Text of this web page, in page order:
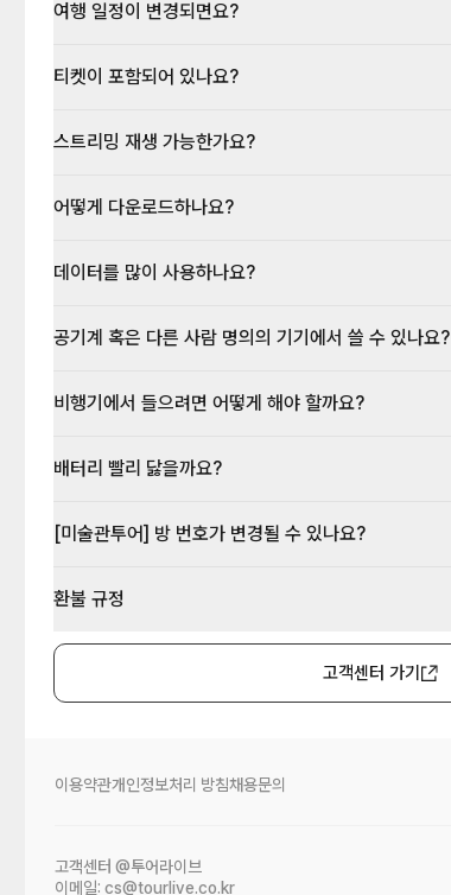
여행 일정이 변경되면요?
티켓이 포함되어 있나요?
스트리밍 재생 가능한가요?
어떻게 다운로드하나요?
데이터를 많이 사용하나요?
공기계 혹은 다른 사람 명의의 기기에서 쓸 수 있나요?
비행기에서 들으려면 어떻게 해야 할까요?
배터리 빨리 닳을까요?
[미술관투어] 방 번호가 변경될 수 있나요?
환불 규정
고객센터 가기
이용약관개인정보처리 방침채용문의
고객센터 @투어라이브
이메일: cs@tourlive.co.kr